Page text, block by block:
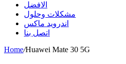
الافضل
مشكلات وحلول
اندرويد ماكس
اتصل بنا
Home/Huawei Mate 30 5G